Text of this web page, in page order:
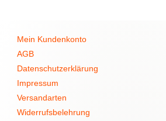
Mein Kundenkonto
AGB
Datenschutzerklärung
Impressum
Versandarten
Widerrufsbelehrung